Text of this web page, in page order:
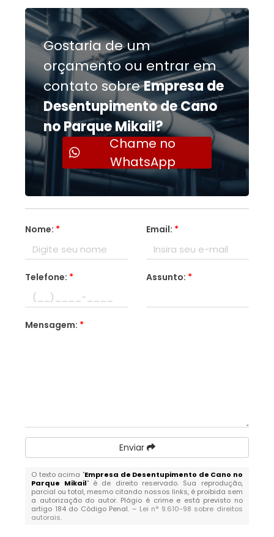
Gostaria de um
orçamento ou entrar em
contato sobreEmpresa de
Desentupimento de Cano
no Parque Mikail?
Chame no
WhatsApp
Nome: * Email: *
Telefone: * Assunto: *
Mensagem: *
Enviar
O texto acima "Empresa de Desentupimento de Cano no
Parque Mikail" é de direito reservado. Sua reprodução,
parcial ou total, mesmo citando nossos links, é proibida sem
a autorização do autor. Plágio é crime e está previsto no
artigo 184 do Código Penal. – Lei n° 9.610-98 sobre direitos
autorais.